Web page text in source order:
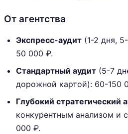
От агентства
Экспресс-аудит (1-2 дня,
50 000 ₽.
Стандартный аудит (5-7
дорожной картой): 60-150
Глубокий стратегический
конкурентным анализом и
000 ₽.